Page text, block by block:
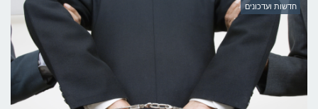
חדשות ועדכונים